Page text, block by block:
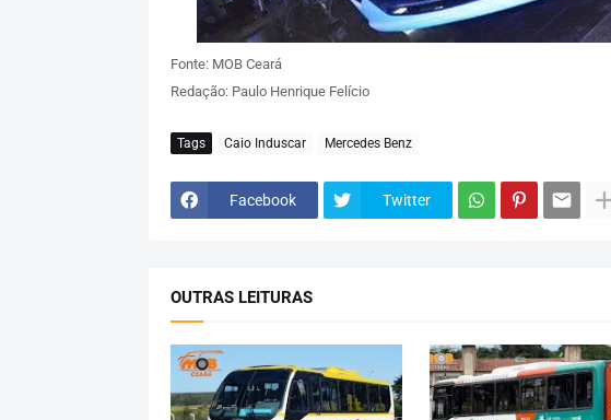
Fonte: MOB Ceará
Redação: Paulo Henrique Felício
Tags Caio Induscar Mercedes Benz
Facebook Twitter
OUTRAS LEITURAS